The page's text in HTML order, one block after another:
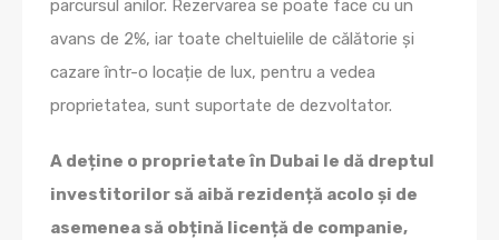
parcursul anilor. Rezervarea se poate face cu un
avans de 2%, iar toate cheltuielile de călătorie și
cazare într-o locație de lux, pentru a vedea
proprietatea, sunt suportate de dezvoltator.
A deține o proprietate în Dubai le dă dreptul
investitorilor să aibă rezidență acolo și de
asemenea să obțină licență de companie,